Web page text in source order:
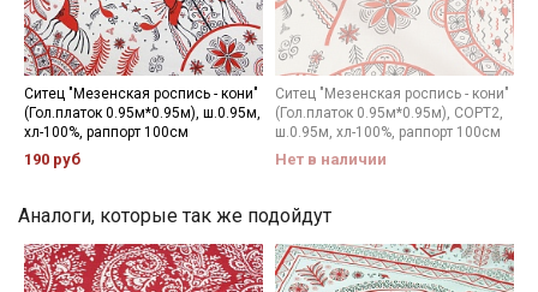
Ситец "Мезенская роспись - кони"
(Гол.платок 0.95м*0.95м), ш.0.95м,
хл-100%, раппорт 100см
190 руб
Ситец "Мезенская роспись - кони"
(Гол.платок 0.95м*0.95м), СОРТ2,
ш.0.95м, хл-100%, раппорт 100см
Нет в наличии
Аналоги, которые так же подойдут
Секретная рассылка от Купава
Мы публикуем здесь дополнительные
промокоды и скидки до 30% на узкие
категории тканей
Электронная почта